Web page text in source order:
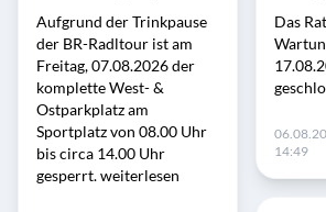
Aufgrund der Trinkpause
der BR-Radltour ist am
Freitag, 07.08.2026 der
komplette West- &
Ostparkplatz am
Sportplatz von 08.00 Uhr
bis circa 14.00 Uhr
gesperrt. weiterlesen
Das
14:49